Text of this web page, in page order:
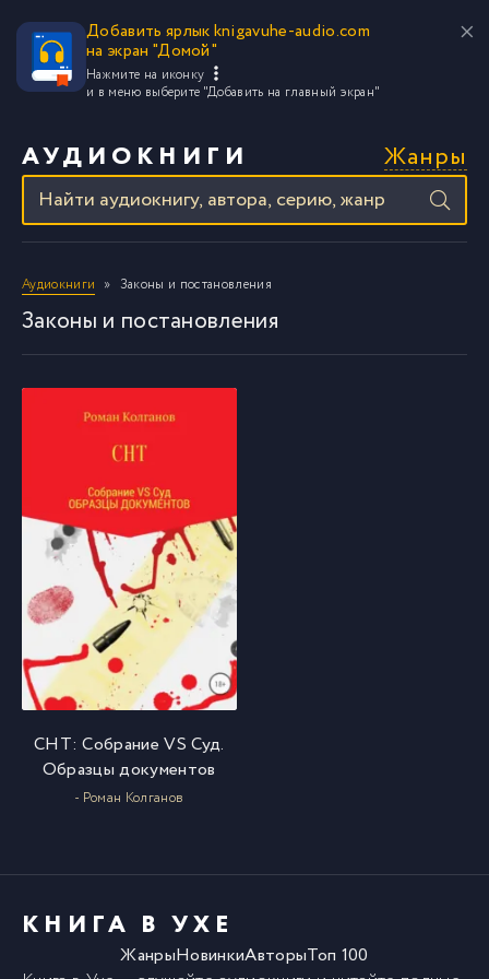
Добавить ярлык knigavuhe-audio.com
на экран "Домой"
Нажмите на иконку
и в меню выберите "Добавить на главный экран"
АУДИОКНИГИ Жанры
Аудиокниги Законы и постановления
Законы и постановления
СНТ: Собрание VS Суд.
Образцы документов
- Роман Колганов
КНИГА В УХЕ
ЖанрыНовинкиАвторыТоп 100